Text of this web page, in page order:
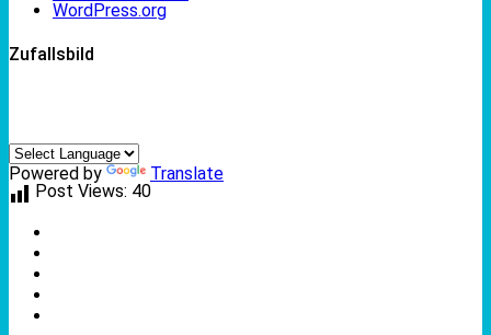
WordPress.org
Zufallsbild
Powered by
Translate
Post Views: 40